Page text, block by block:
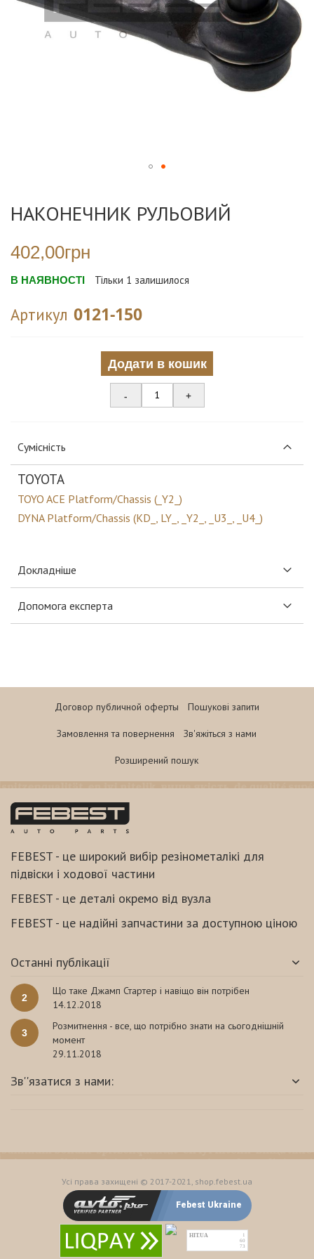
початку
зображень
НАКОНЕЧНИК РУЛЬОВИЙ
402,00грн
В НАЯВНОСТІ Тільки 1 залишилося
Артикул 0121-150
Додати в кошик
- +
Сумісність
TOYOTA
TOYO ACE Platform/Chassis (_Y2_)
DYNA Platform/Chassis (KD_, LY_, _Y2_, _U3_, _U4_)
Докладніше
Допомога експерта
Договор публичной оферты Пошукові запити
Замовлення та повернення Зв'яжіться з нами
Розширений пошук
FEBEST - це широкий вибір резінометалікі для
підвіски і ходової частини
FEBEST - це деталі окремо від вузла
FEBEST - це надійні запчастини за доступною ціною
Останні публікації
2
Що таке Джамп Стартер і навіщо він потрібен
14.12.2018
3
Розмитнення - все, що потрібно знати на сьогоднішній
момент
29.11.2018
Зв''язатися з нами:
Усі права захищені © 2017-2021, shop.febest.ua
Febest Ukraine
HIT.UA
1
60
73